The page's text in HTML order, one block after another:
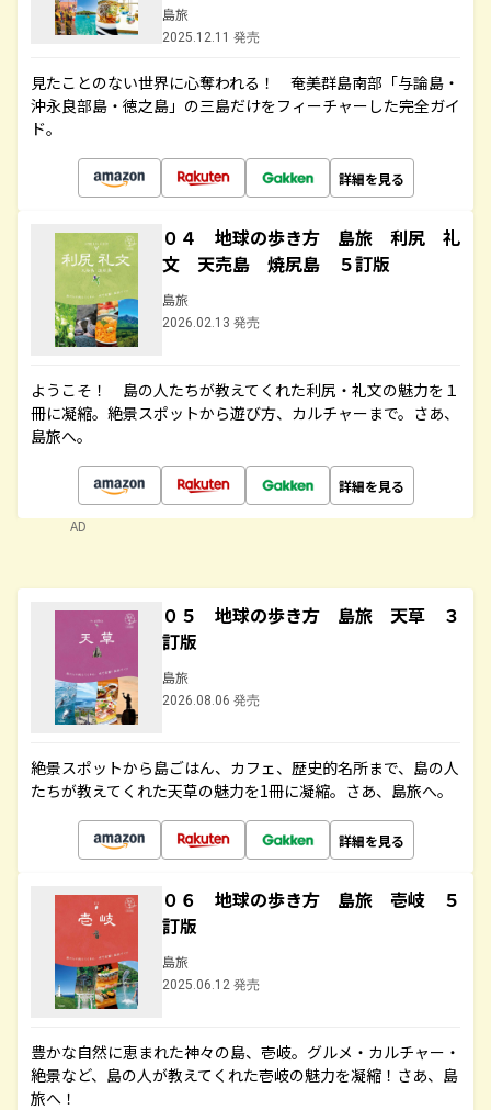
島旅
2025.12.11 発売
見たことのない世界に心奪われる！ 奄美群島南部「与論島・
沖永良部島・徳之島」の三島だけをフィーチャーした完全ガイ
ド。
詳細を見る
０４ 地球の歩き方 島旅 利尻 礼
文 天売島 焼尻島 ５訂版
島旅
2026.02.13 発売
ようこそ！ 島の人たちが教えてくれた利尻・礼文の魅力を１
冊に凝縮。絶景スポットから遊び方、カルチャーまで。さあ、
島旅へ。
詳細を見る
AD
０５ 地球の歩き方 島旅 天草 ３
訂版
島旅
2026.08.06 発売
絶景スポットから島ごはん、カフェ、歴史的名所まで、島の人
たちが教えてくれた天草の魅力を1冊に凝縮。さあ、島旅へ。
詳細を見る
０６ 地球の歩き方 島旅 壱岐 ５
訂版
島旅
2025.06.12 発売
豊かな自然に恵まれた神々の島、壱岐。グルメ・カルチャー・
絶景など、島の人が教えてくれた壱岐の魅力を凝縮！さあ、島
旅へ！